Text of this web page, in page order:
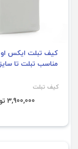
مناسب تبلت تا سایز 12.9 اینچ
کیف تبلت
3,900,000 تومان